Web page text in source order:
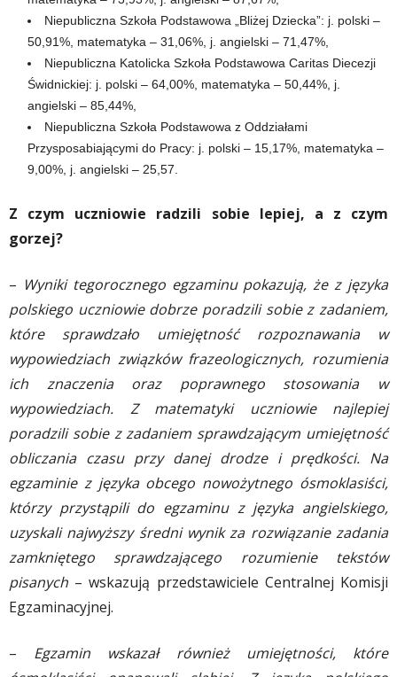
Niepubliczna Szkoła Podstawowa „Bliżej Dziecka”: j. polski –
50,91%, matematyka – 31,06%, j. angielski – 71,47%,
Niepubliczna Katolicka Szkoła Podstawowa Caritas Diecezji
Świdnickiej: j. polski – 64,00%, matematyka – 50,44%, j.
angielski – 85,44%,
Niepubliczna Szkoła Podstawowa z Oddziałami
Przysposabiającymi do Pracy: j. polski – 15,17%, matematyka –
9,00%, j. angielski – 25,57.
Z czym uczniowie radzili sobie lepiej, a z czym
gorzej?
– Wyniki tegorocznego egzaminu pokazują, że z języka
polskiego uczniowie dobrze poradzili sobie z zadaniem,
które sprawdzało umiejętność rozpoznawania w
wypowiedziach związków frazeologicznych, rozumienia
ich znaczenia oraz poprawnego stosowania w
wypowiedziach. Z matematyki uczniowie najlepiej
poradzili sobie z zadaniem sprawdzającym umiejętność
obliczania czasu przy danej drodze i prędkości. Na
egzaminie z języka obcego nowożytnego ósmoklasiści,
którzy przystąpili do egzaminu z języka angielskiego,
uzyskali najwyższy średni wynik za rozwiązanie zadania
zamkniętego sprawdzającego rozumienie tekstów
pisanych – wskazują przedstawiciele Centralnej Komisji
Egzaminacyjnej.
– Egzamin wskazał również umiejętności, które